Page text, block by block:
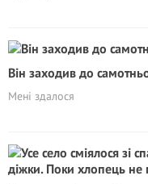
Він заходив до
Мені здалося